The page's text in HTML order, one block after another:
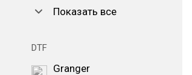
Показать все
DTF
Granger